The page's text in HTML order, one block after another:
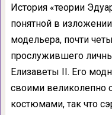
История «теории
понятной в
модельера, почти
прослужившего
Елизаветы II. Его
своими
костюмами, так что